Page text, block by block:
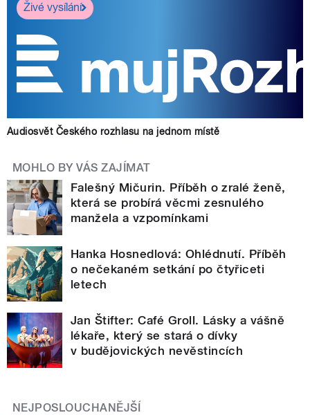
Živé vysílání
Audiosvět Českého rozhlasu na jednom místě
MOHLO BY VÁS ZAJÍMAT
Falešný Mičurin. Příběh o zralé ženě,
která se probírá věcmi zesnulého
manžela a vzpomínkami
Hanka Hosnedlová: Ohlédnutí. Příběh
o nečekaném setkání po čtyřiceti
letech
Jan Štifter: Café Groll. Lásky a vášně
lékaře, který se stará o dívky
v budějovických nevěstincích
NEJPOSLOUCHANĚJŠÍ